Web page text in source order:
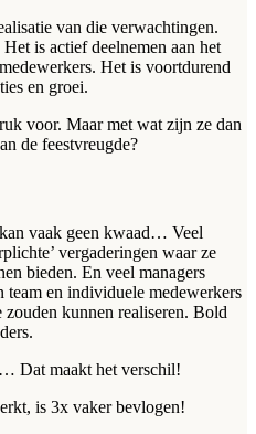
van die verwachtingen.
Het is actief deelnemen aan het
Het is voortdurend
en groei.
voor. Maar met wat zijn ze dan
de feestvreugde?
kan vaak geen kwaad… Veel
vergaderingen waar ze
bieden. En veel managers
team en individuele medewerkers
kunnen realiseren. Bold
Dat maakt het verschil!
is 3x vaker bevlogen!